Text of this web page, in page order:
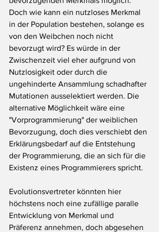
Doch wie kann ein nutzloses Merkmal
in der Population bestehen, solange es
von den Weibchen noch nicht
bevorzugt wird? Es würde in der
Zwischenzeit viel eher aufgrund von
Nutzlosigkeit oder durch die
ungehinderte Ansammlung schadhafter
Mutationen ausselektiert werden. Die
alternative Möglichkeit wäre eine
"Vorprogrammierung" der weiblichen
Bevorzugung, doch dies verschiebt den
Erklärungsbedarf auf die Entstehung
der Programmierung, die an sich für die
Existenz eines Programmierers spricht.
Evolutionsvertreter könnten hier
höchstens noch eine zufällige paralle
Entwicklung von Merkmal und
Präferenz annehmen, doch abgesehen